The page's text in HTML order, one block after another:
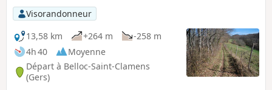
Visorandonneur
13,58 km
+264 m
-258 m
4h 40
Moyenne
Départ à Belloc-Saint-Clamens
(Gers)